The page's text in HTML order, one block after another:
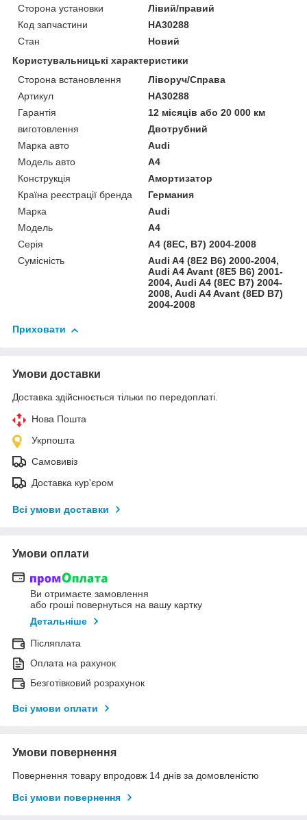
Сторона установки
Лівий/правий
Код запчастини
HA30288
Стан
Новий
Користувальницькі характеристики
Сторона встановлення
Ліворуч/Справа
Артикул
HA30288
Гарантія
12 місяців або 20 000 км
виготовлення
Двотрубний
Марка авто
Audi
Модель авто
A4
Конструкція
Амортизатор
Країна реєстрації бренда
Германия
Марка
Audi
Модель
A4
Серія
A4 (8EC, B7) 2004-2008
Сумісність
Audi A4 (8E2 B6) 2000-2004,
Audi A4 Avant (8E5 B6) 2001-
2004, Audi A4 (8EC B7) 2004-
2008, Audi A4 Avant (8ED B7)
2004-2008
Приховати
Умови доставки
Доставка здійснюється тільки по передоплаті.
Нова Пошта
Укрпошта
Самовивіз
Доставка кур'єром
Всі умови доставки
Умови оплати
Ви отримаєте замовлення
або гроші повернуться на вашу картку
Детальніше
Післяплата
Оплата на рахунок
Безготівковий розрахунок
Всі умови оплати
Умови повернення
Повернення товару впродовж 14 днів за домовленістю
Всі умови повернення